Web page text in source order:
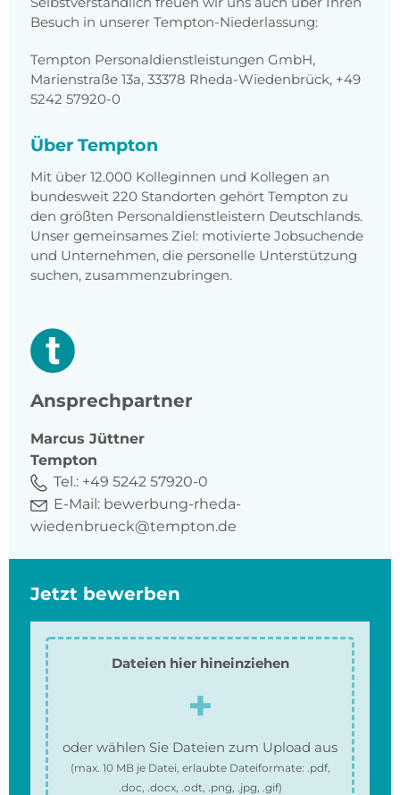
Besuch in unserer Tempton-Niederlassung:
Tempton Personaldienstleistungen GmbH,
Marienstraße 13a, 33378 Rheda-Wiedenbrück, +49
5242 57920-0
Über Tempton
Mit über 12.000 Kolleginnen und Kollegen an
bundesweit 220 Standorten gehört Tempton zu
den größten Personaldienstleistern Deutschlands.
Unser gemeinsames Ziel: motivierte Jobsuchende
und Unternehmen, die personelle Unterstützung
suchen, zusammenzubringen.
Ansprechpartner
Marcus Jüttner
Tempton
Tel.: +49 5242 57920-0
E-Mail: bewerbung-rheda-
wiedenbrueck@tempton.de
Jetzt bewerben
Dateien hier hineinziehen
oder wählen Sie Dateien zum Upload aus
(max. 10 MBje Datei, erlaubte Dateiformate: .pdf,
.doc, .docx, .odt, .png, .jpg, .gif)